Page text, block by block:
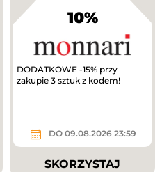
10%
DODATKOWE -15% przy
zakupie 3 sztuk z kodem!
DO 09.08.2026 23:59
SKORZYSTAJ